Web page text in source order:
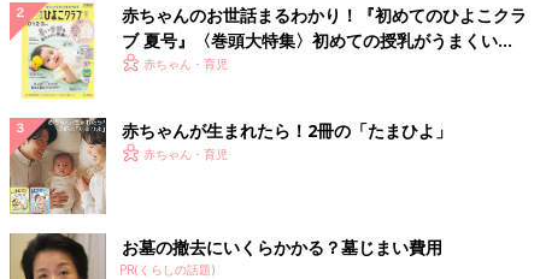
赤ちゃんのお世話まるわかり！『初めてのひよこクラ
ブ 夏号』〈巻頭大特集〉初めての授乳がうまくい
く！ おっぱい・ミルクの基本と夏のトラブル 解決テ
赤ちゃん・育児
赤ちゃんが生まれたら！2冊の「たまひよ」
赤ちゃん・育児
お墓の撤去にいくらかかる？墓じまい費用
PR(くらしの話題)